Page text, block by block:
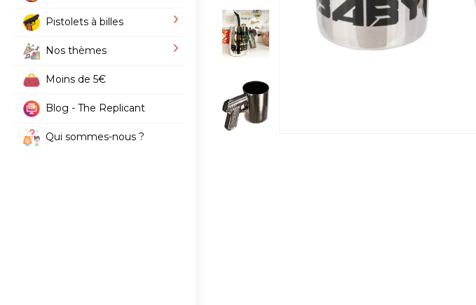
Pistolets à billes
Nos thèmes
Moins de 5€
Blog - The Replicant
Qui sommes-nous ?